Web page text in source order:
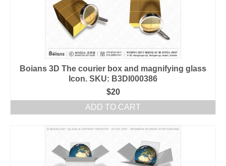
Boians 3D The courier box and magnifying glass
Icon. SKU: B3DI000386
$20
ADD TO CART